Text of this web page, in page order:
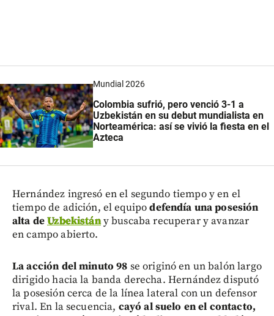
Mundial 2026
Colombia sufrió, pero venció 3-1 a
Uzbekistán en su debut mundialista en
Norteamérica: así se vivió la fiesta en el
Azteca
Hernández ingresó en el segundo tiempo y en el
tiempo de adición, el equipodefendía una posesión
alta deUzbekistány buscaba recuperar y avanzar
en campo abierto.
La acción del minuto 98 se originó en un balón largo
dirigido hacia la banda derecha. Hernández disputó
la posesión cerca de la línea lateral con un defensor
rival. En la secuencia, cayó al suelo en el contacto,